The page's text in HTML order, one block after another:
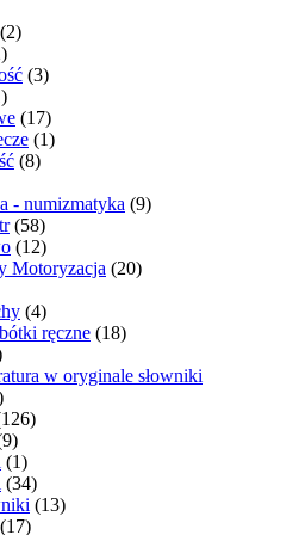
(2)
(3)
(17)
(1)
(8)
- numizmatyka (9)
(58)
(12)
Motoryzacja (20)
(4)
ręczne (18)
w oryginale słowniki
(1)
(34)
(13)
(17)